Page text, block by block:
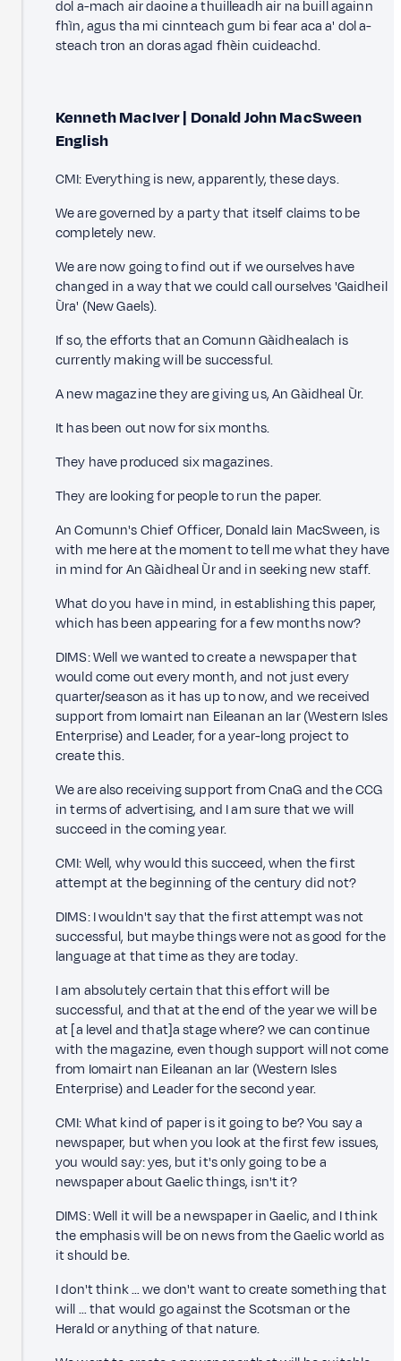
dol a-mach air daoine a thuilleadh air na buill againn
fhìn, agus tha mi cinnteach gum bi fear aca a' dol a-
steach tron an doras agad fhèin cuideachd.
Kenneth MacIver | Donald John MacSween
English
CMI: Everything is new, apparently, these days.
We are governed by a party that itself claims to be
completely new.
We are now going to find out if we ourselves have
changed in a way that we could call ourselves 'Gaidheil
Ùra' (New Gaels).
If so, the efforts that an Comunn Gàidhealach is
currently making will be successful.
A new magazine they are giving us, An Gàidheal Ùr.
It has been out now for six months.
They have produced six magazines.
They are looking for people to run the paper.
An Comunn's Chief Officer, Donald Iain MacSween, is
with me here at the moment to tell me what they have
in mind for An Gàidheal Ùr and in seeking new staff.
What do you have in mind, in establishing this paper,
which has been appearing for a few months now?
DIMS: Well we wanted to create a newspaper that
would come out every month, and not just every
quarter/season as it has up to now, and we received
support from Iomairt nan Eileanan an Iar (Western Isles
Enterprise) and Leader, for a year-long project to
create this.
We are also receiving support from CnaG and the CCG
in terms of advertising, and I am sure that we will
succeed in the coming year.
CMI: Well, why would this succeed, when the first
attempt at the beginning of the century did not?
DIMS: I wouldn't say that the first attempt was not
successful, but maybe things were not as good for the
language at that time as they are today.
I am absolutely certain that this effort will be
successful, and that at the end of the year we will be
at [a level and that]a stage where? we can continue
with the magazine, even though support will not come
from Iomairt nan Eileanan an Iar (Western Isles
Enterprise) and Leader for the second year.
CMI: What kind of paper is it going to be? You say a
newspaper, but when you look at the first few issues,
you would say: yes, but it's only going to be a
newspaper about Gaelic things, isn't it?
DIMS: Well it will be a newspaper in Gaelic, and I think
the emphasis will be on news from the Gaelic world as
it should be.
I don't think … we don't want to create something that
will … that would go against the Scotsman or the
Herald or anything of that nature.